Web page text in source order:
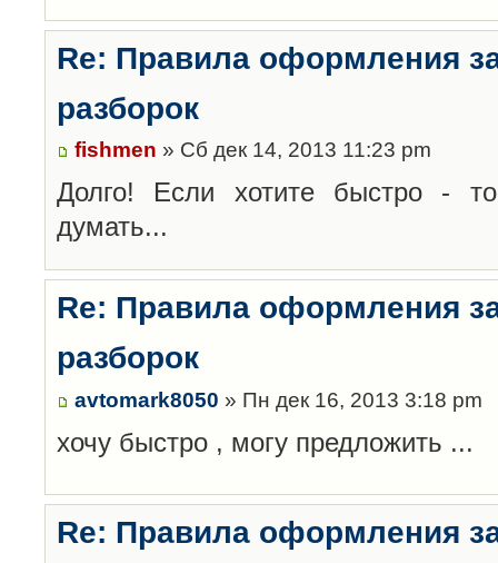
Re: Правила оформления
разборок
fishmen » Сб дек 14, 2013 11:23 pm
Долго! Если хотите быстро -
думать...
Re: Правила оформления
разборок
avtomark8050 » Пн дек 16, 2013 3:18 pm
хочу быстро , могу предложить ...
Re: Правила оформления